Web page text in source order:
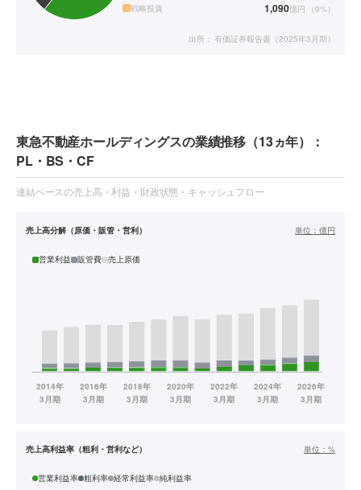
戦略投資 1,090億円 （9%）
出所： 有価証券報告書（2025年3月期）
東急不動産ホールディングスの業績推移（13ヵ年）：
PL・BS・CF
連結ベースの売上高・利益・財政状態・キャッシュフロー
売上高分解（原価・販管・営利） 単位： 億円
営業利益 販管費 売上原価
売上高利益率（粗利・営利など） 単位： %
営業利益率 粗利率 経常利益率 純利益率